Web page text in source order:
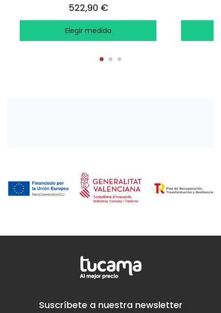
522,90 €
Elegir medida
Suscríbete a nuestra newsletter